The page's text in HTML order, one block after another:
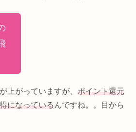
上がっていますが、 ポイント還元
になっているんですね。。目から